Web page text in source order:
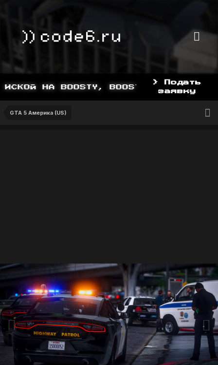
НА BOOSTY, BOOSTY.TO/YDDY
> Подать
заявку
GTA 5 Америка (US)